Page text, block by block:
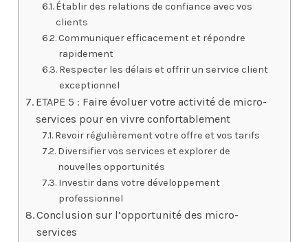
Établir des relations de confiance avec vos
clients
Communiquer efficacement et répondre
rapidement
Respecter les délais et offrir un service client
exceptionnel
ETAPE 5 : Faire évoluer votre activité de micro-
services pour en vivre confortablement
Revoir régulièrement votre offre et vos tarifs
Diversifier vos services et explorer de
nouvelles opportunités
Investir dans votre développement
professionnel
Conclusion sur l’opportunité des micro-
services